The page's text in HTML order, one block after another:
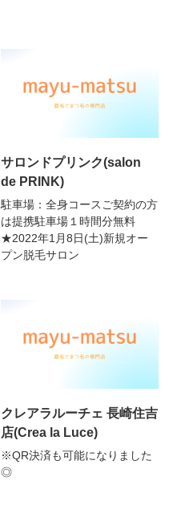
サロンドプリンク(salon
de PRINK)
駐車場：全身コースご契約の方
は提携駐車場１時間分無料
★2022年1月8日(土)新規オー
プン脱毛サロン
クレアラルーチェ 長崎住吉
店(Crea la Luce)
※QR決済も可能になりました
◎